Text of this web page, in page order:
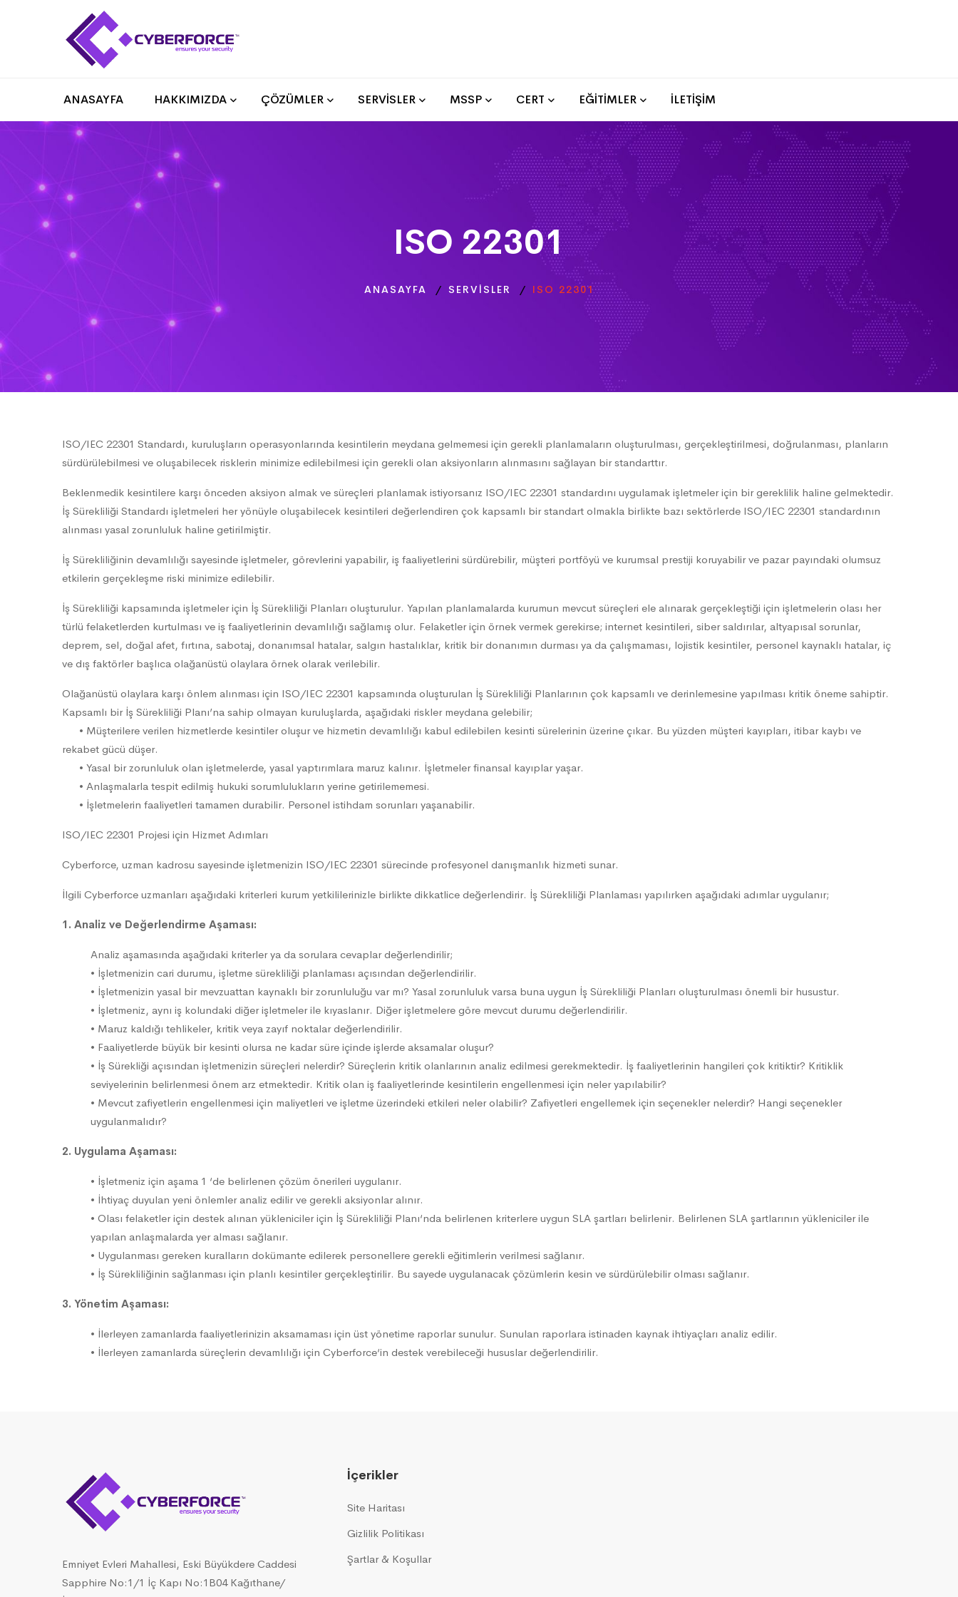
ANASAYFA HAKKIMIZDA ÇÖZÜMLER SERVİSLER MSSP CERT EĞİTİMLER İLETİŞİM
ISO 22301
ANASAYFA SERVISLER ISO 22301
ISO/IEC 22301 Standardı, kuruluşların operasyonlarında kesintilerin meydana gelmemesi için gerekli planlamaların oluşturulması, gerçekleştirilmesi, doğrulanması, planların
sürdürülebilmesi ve oluşabilecek risklerin minimize edilebilmesi için gerekli olan aksiyonların alınmasını sağlayan bir standarttır.
Beklenmedik kesintilere karşı önceden aksiyon almak ve süreçleri planlamak istiyorsanız ISO/IEC 22301 standardını uygulamak işletmeler için bir gereklilik haline gelmektedir.
İş Sürekliliği Standardı işletmeleri her yönüyle oluşabilecek kesintileri değerlendiren çok kapsamlı bir standart olmakla birlikte bazı sektörlerde ISO/IEC 22301 standardının
alınması yasal zorunluluk haline getirilmiştir.
İş Sürekliliğinin devamlılığı sayesinde işletmeler, görevlerini yapabilir, iş faaliyetlerini sürdürebilir, müşteri portföyü ve kurumsal prestiji koruyabilir ve pazar payındaki olumsuz
etkilerin gerçekleşme riski minimize edilebilir.
İş Sürekliliği kapsamında işletmeler için İş Sürekliliği Planları oluşturulur. Yapılan planlamalarda kurumun mevcut süreçleri ele alınarak gerçekleştiği için işletmelerin olası her
türlü felaketlerden kurtulması ve iş faaliyetlerinin devamlılığı sağlamış olur. Felaketler için örnek vermek gerekirse; internet kesintileri, siber saldırılar, altyapısal sorunlar,
deprem, sel, doğal afet, fırtına, sabotaj, donanımsal hatalar, salgın hastalıklar, kritik bir donanımın durması ya da çalışmaması, lojistik kesintiler, personel kaynaklı hatalar, iç
ve dış faktörler başlıca olağanüstü olaylara örnek olarak verilebilir.
Olağanüstü olaylara karşı önlem alınması için ISO/IEC 22301 kapsamında oluşturulan İş Sürekliliği Planlarının çok kapsamlı ve derinlemesine yapılması kritik öneme sahiptir.
Kapsamlı bir İş Sürekliliği Planı’na sahip olmayan kuruluşlarda, aşağıdaki riskler meydana gelebilir;
• Müşterilere verilen hizmetlerde kesintiler oluşur ve hizmetin devamlılığı kabul edilebilen kesinti sürelerinin üzerine çıkar. Bu yüzden müşteri kayıpları, itibar kaybı ve
rekabet gücü düşer.
• Yasal bir zorunluluk olan işletmelerde, yasal yaptırımlara maruz kalınır. İşletmeler finansal kayıplar yaşar.
• Anlaşmalarla tespit edilmiş hukuki sorumlulukların yerine getirilememesi.
• İşletmelerin faaliyetleri tamamen durabilir. Personel istihdam sorunları yaşanabilir.
ISO/IEC 22301 Projesi için Hizmet Adımları
Cyberforce, uzman kadrosu sayesinde işletmenizin ISO/IEC 22301 sürecinde profesyonel danışmanlık hizmeti sunar.
İlgili Cyberforce uzmanları aşağıdaki kriterleri kurum yetkililerinizle birlikte dikkatlice değerlendirir. İş Sürekliliği Planlaması yapılırken aşağıdaki adımlar uygulanır;
1. Analiz ve Değerlendirme Aşaması:
Analiz aşamasında aşağıdaki kriterler ya da sorulara cevaplar değerlendirilir;
• İşletmenizin cari durumu, işletme sürekliliği planlaması açısından değerlendirilir.
• İşletmenizin yasal bir mevzuattan kaynaklı bir zorunluluğu var mı? Yasal zorunluluk varsa buna uygun İş Sürekliliği Planları oluşturulması önemli bir husustur.
• İşletmeniz, aynı iş kolundaki diğer işletmeler ile kıyaslanır. Diğer işletmelere göre mevcut durumu değerlendirilir.
• Maruz kaldığı tehlikeler, kritik veya zayıf noktalar değerlendirilir.
• Faaliyetlerde büyük bir kesinti olursa ne kadar süre içinde işlerde aksamalar oluşur?
• İş Sürekliği açısından işletmenizin süreçleri nelerdir? Süreçlerin kritik olanlarının analiz edilmesi gerekmektedir. İş faaliyetlerinin hangileri çok kritiktir? Kritiklik
seviyelerinin belirlenmesi önem arz etmektedir. Kritik olan iş faaliyetlerinde kesintilerin engellenmesi için neler yapılabilir?
• Mevcut zafiyetlerin engellenmesi için maliyetleri ve işletme üzerindeki etkileri neler olabilir? Zafiyetleri engellemek için seçenekler nelerdir? Hangi seçenekler
uygulanmalıdır?
2. Uygulama Aşaması:
• İşletmeniz için aşama 1 ‘de belirlenen çözüm önerileri uygulanır.
• İhtiyaç duyulan yeni önlemler analiz edilir ve gerekli aksiyonlar alınır.
• Olası felaketler için destek alınan yükleniciler için İş Sürekliliği Planı‘nda belirlenen kriterlere uygun SLA şartları belirlenir. Belirlenen SLA şartlarının yükleniciler ile
yapılan anlaşmalarda yer alması sağlanır.
• Uygulanması gereken kuralların dokümante edilerek personellere gerekli eğitimlerin verilmesi sağlanır.
• İş Sürekliliğinin sağlanması için planlı kesintiler gerçekleştirilir. Bu sayede uygulanacak çözümlerin kesin ve sürdürülebilir olması sağlanır.
3. Yönetim Aşaması:
• İlerleyen zamanlarda faaliyetlerinizin aksamaması için üst yönetime raporlar sunulur. Sunulan raporlara istinaden kaynak ihtiyaçları analiz edilir.
• İlerleyen zamanlarda süreçlerin devamlılığı için Cyberforce‘in destek verebileceği hususlar değerlendirilir.
Emniyet Evleri Mahallesi, Eski Büyükdere Caddesi
Sapphire No:1/1 İç Kapı No:1B04 Kağıthane/
İçerikler
Site Haritası
Gizlilik Politikası
Şartlar & Koşullar